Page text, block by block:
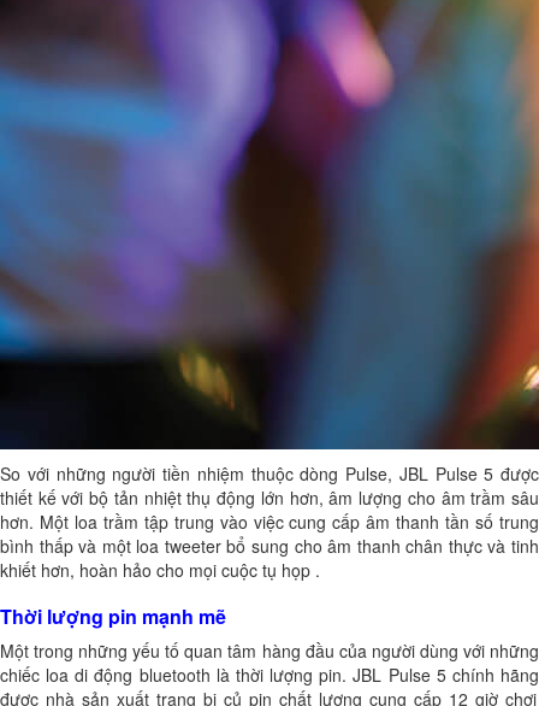
So với những người tiền nhiệm thuộc dòng Pulse, JBL Pulse 5 được
thiết kế với bộ tản nhiệt thụ động lớn hơn, âm lượng cho âm trầm sâu
hơn. Một loa trầm tập trung vào việc cung cấp âm thanh tần số trung
bình thấp và một loa tweeter bổ sung cho âm thanh chân thực và tinh
khiết hơn, hoàn hảo cho mọi cuộc tụ họp .
Thời lượng pin mạnh mẽ
Một trong những yếu tố quan tâm hàng đầu của người dùng với những
chiếc loa di động bluetooth là thời lượng pin.JBL Pulse 5 chính hãng
được nhà sản xuất trang bị củ pin chất lượng cung cấp 12 giờ chơi